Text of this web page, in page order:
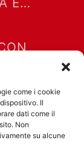
come i cookie
Il
dati come il
Non
su alcune
E
11-06-